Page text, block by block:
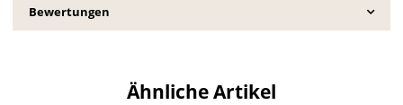
Bewertungen
Ähnliche Artikel